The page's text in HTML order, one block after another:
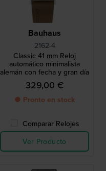
Bauhaus
2162-4
Classic 41 mm Reloj
automático minimalista
alemán con fecha y gran día
329,00 €
● Pronto en stock
Comparar Relojes
Ver Producto